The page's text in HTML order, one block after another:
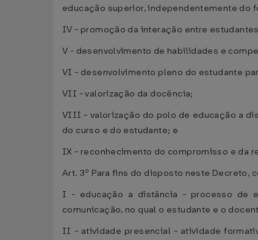
educação superior, independentemente do
IV - promoção da interação entre
V - desenvolvimento de habilidades e
VI - desenvolvimento pleno do estudante
VII - valorização da docência;
VIII - valorização do polo de educação a
do curso e do estudante; e
IX - reconhecimento do compromisso e da
Art. 3º Para fins do disposto neste Decreto,
I - educação a distância - processo de
comunicação, no qual o estudante e o
II - atividade presencial - atividade